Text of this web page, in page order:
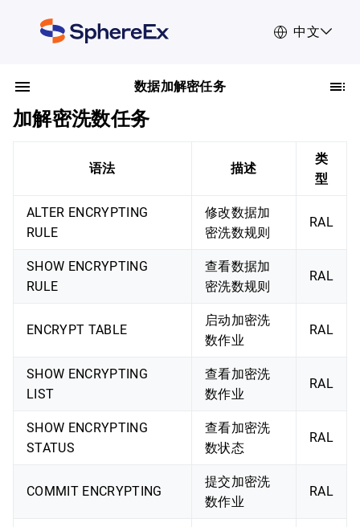
中文
数据加解密任务
加解密洗数任务
语法 描述
类
型
ALTER ENCRYPTING
RULE
修改数据加
密洗数规则
RAL
SHOW ENCRYPTING
RULE
查看数据加
密洗数规则
RAL
ENCRYPT TABLE
启动加密洗
数作业
RAL
SHOW ENCRYPTING
LIST
查看加密洗
数作业
RAL
SHOW ENCRYPTING
STATUS
查看加密洗
数状态
RAL
COMMIT ENCRYPTING
提交加密洗
数作业
RAL